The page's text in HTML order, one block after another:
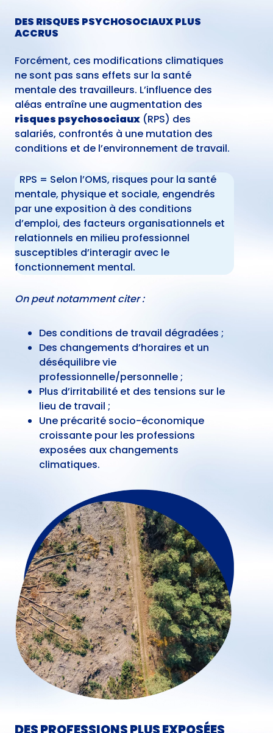
DES RISQUES PSYCHOSOCIAUX PLUS
ACCRUS
Forcément, ces modifications climatiques
ne sont pas sans effets sur la santé
mentale des travailleurs. L’influence des
aléas entraîne une augmentation des
risques psychosociaux (RPS) des
salariés, confrontés à une mutation des
conditions et de l’environnement de travail.
RPS = Selon l’OMS, risques pour la santé
mentale, physique et sociale, engendrés
par une exposition à des conditions
d’emploi, des facteurs organisationnels et
relationnels en milieu professionnel
susceptibles d’interagir avec le
fonctionnement mental.
On peut notamment citer :
Des conditions de travail dégradées ;
Des changements d’horaires et un
déséquilibre vie
professionnelle/personnelle ;
Plus d’irritabilité et des tensions sur le
lieu de travail ;
Une précarité socio-économique
croissante pour les professions
exposées aux changements
climatiques.